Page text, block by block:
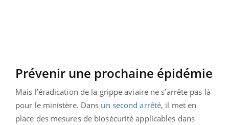
Prévenir une prochaine épidémie
Mais l’éradication de la grippe aviaire ne s’arrête pas là
pour le ministère. Dans un second arrêté, il met en
place des mesures de biosécurité applicables dans